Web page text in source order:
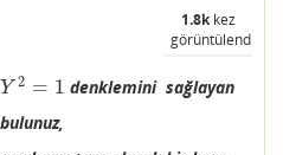
1.8kkez
görüntülendi
Y 2 = 1 denklemini sağlayan